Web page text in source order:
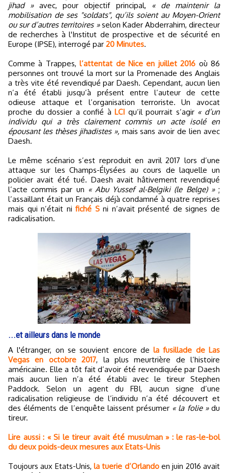
jihad »avec, pour objectif principal,
« de maintenir la
mobilisation de ses "soldats", qu’ils soient au Moyen-Orient
ou sur d’autres territoires »selon Kader Abderrahim, directeur
de recherches à l'Institut de prospective et de sécurité en
Europe (IPSE), interrogé par 20 Minutes.
Comme à Trappes,l’attentat de Nice en juillet 2016 où 86
personnes ont trouvé la mort sur la Promenade des Anglais
a très vite été revendiqué par Daesh. Cependant, aucun lien
n’a été établi jusqu’à présent entre l’auteur de cette
odieuse attaque et l’organisation terroriste. Un avocat
proche du dossier a confié àLCI qu’il pourrait s’agir « d’un
individu qui a très clairement commis un acte isolé en
épousant les thèses jihadistes », mais sans avoir de lien avec
Daesh.
Le même scénario s’est reproduit en avril 2017 lors d’une
attaque sur les Champs-Élysées au cours de laquelle un
policier avait été tué. Daesh avait hâtivement revendiqué
l’acte commis par un « Abu Yussef al-Belgiki (le Belge) »;
l’assaillant était un Français déjà condamné à quatre reprises
mais qui n’était nifiché Sni n’avait présenté de signes de
radicalisation.
...et ailleurs dans le monde
A l'étranger, on se souvient encore dela fusillade de Las
Vegas en octobre 2017, la plus meurtrière de l’histoire
américaine. Elle a tôt fait d’avoir été revendiquée par Daesh
mais aucun lien n’a été établi avec le tireur Stephen
Paddock. Selon un agent du FBI, aucun signe d’une
radicalisation religieuse de l’individu n’a été découvert et
des éléments de l’enquête laissent présumer « la folie »du
tireur.
Lire aussi : « Si le tireur avait été musulman » : le ras-le-bol
du deux poids-deux mesures aux Etats-Unis
Toujours aux Etats-Unis, la tuerie d’Orlandoen juin 2016 avait